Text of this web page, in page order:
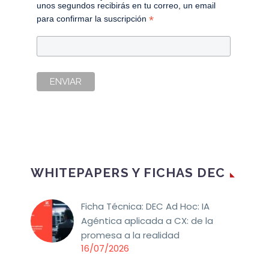
unos segundos recibirás en tu correo, un email
para confirmar la suscripción*
WHITEPAPERS Y FICHAS DEC
Ficha Técnica: DEC Ad Hoc: IA
Agéntica aplicada a CX: de la
promesa a la realidad
16/07/2026